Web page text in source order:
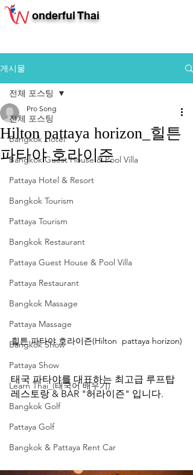
onderful Thai
게시물
전체 포스팅
Bangkok Hotel
Bangkok Guest House & Pool Villa
Pattaya Hotel & Resort
Bangkok Tourism
Pattaya Tourism
Bangkok Restaurant
Pattaya Guest House & Pool Villa
Pattaya Restaurant
Bangkok Massage
Pattaya Massage
Bangkok Show
Pattaya Show
Learn Thai_(태국어 배우기)
Bangkok Golf
Pattaya Golf
Bangkok & Pattaya Rent Car
전체 포스팅
Hilton pattaya horizon_힐튼
파타야 호라이즌
Pro Song
힐튼 파타야 호라이즌(Hilton  pattaya horizon)
태국 파타야를 대표하는 최고급 루프탑
레스토랑 & BAR "허라이즌" 입니다.